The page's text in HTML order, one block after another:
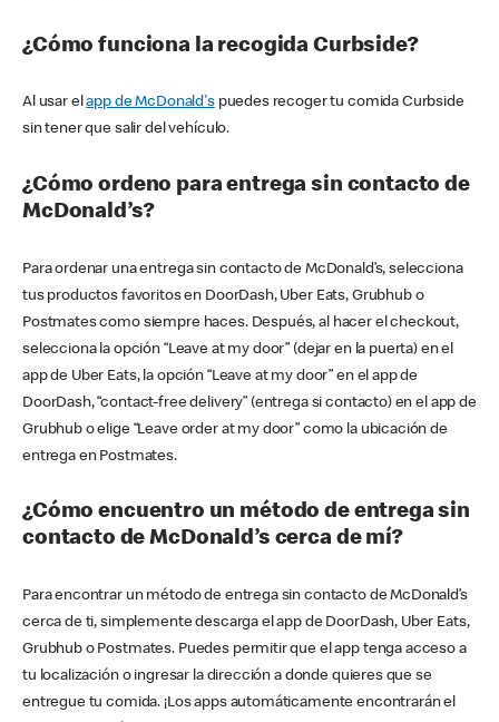
¿Cómo funciona la recogida Curbside?
Al usar elapp de McDonald'spuedes recoger tu comida Curbside
sin tener que salir del vehículo.
¿Cómo ordeno para entrega sin contacto de
McDonald’s?
Para ordenar una entrega sin contacto de McDonald’s, selecciona
tus productos favoritos en DoorDash, Uber Eats, Grubhub o
Postmates como siempre haces. Después, al hacer el checkout,
selecciona la opción “Leave at my door” (dejar en la puerta) en el
app de Uber Eats, la opción “Leave at my door” en el app de
DoorDash, “contact-free delivery” (entrega si contacto) en el app de
Grubhub o elige “Leave order at my door” como la ubicación de
entrega en Postmates.
¿Cómo encuentro un método de entrega sin
contacto de McDonald’s cerca de mí?
Para encontrar un método de entrega sin contacto de McDonald’s
cerca de ti, simplemente descarga el app de DoorDash, Uber Eats,
Grubhub o Postmates. Puedes permitir que el app tenga acceso a
tu localización o ingresar la dirección a donde quieres que se
entregue tu comida. ¡Los apps automáticamente encontrarán el